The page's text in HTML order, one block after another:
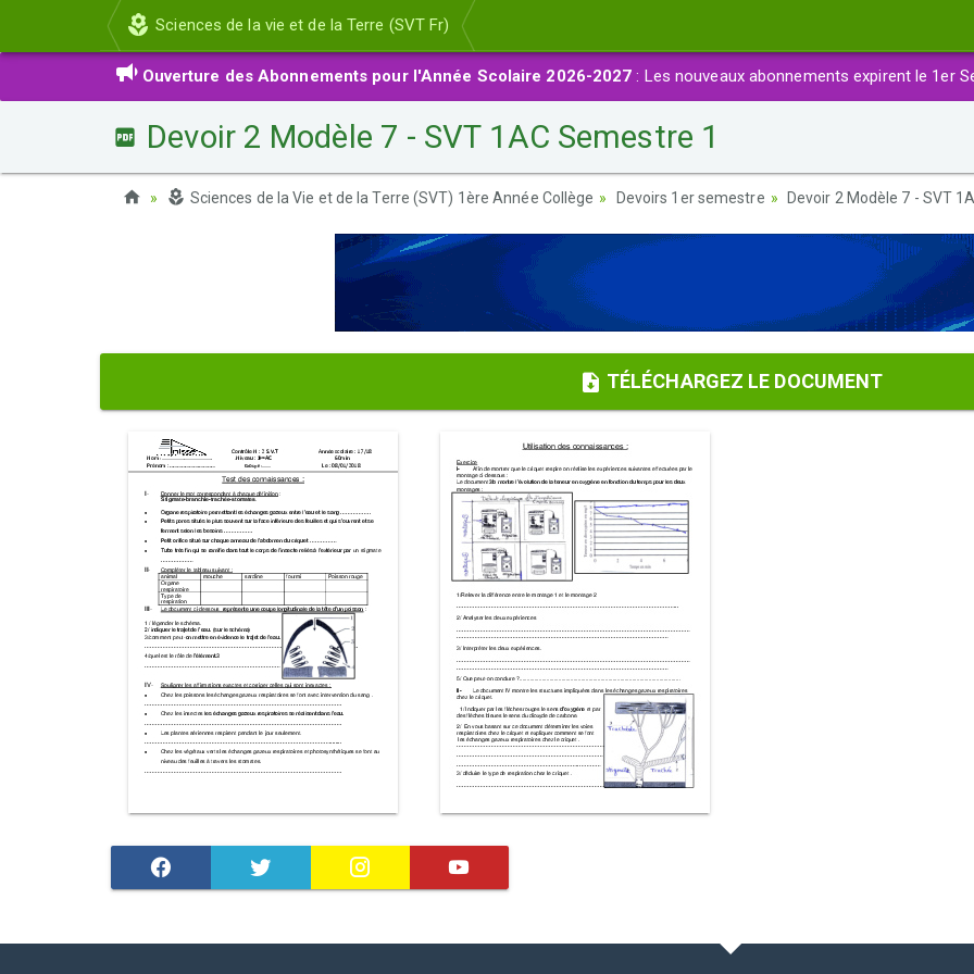
Sciences de la vie et de la Terre (SVT Fr)
Ouverture des Abonnements pour l'Année Scolaire 2026-2027 : Les nouveaux abonnements expirent le 1er
Devoir 2 Modèle 7 - SVT 1AC Semestre 1
Sciences de la Vie et de la Terre (SVT) 1ère Année Collège Devoirs 1er semestre Devoir 2 Modèle 7 - SVT
TÉLÉCHARGEZ LE DOCUMENT